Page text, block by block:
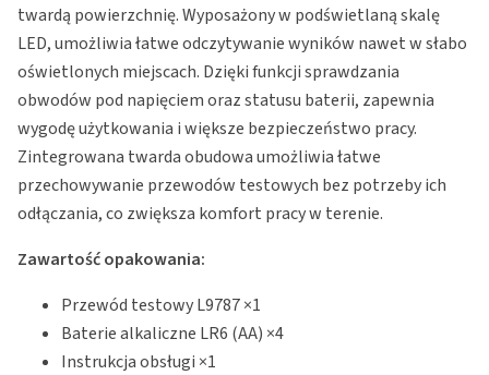
twardą powierzchnię. Wyposażony w podświetlaną skalę
LED, umożliwia łatwe odczytywanie wyników nawet w słabo
oświetlonych miejscach. Dzięki funkcji sprawdzania
obwodów pod napięciem oraz statusu baterii, zapewnia
wygodę użytkowania i większe bezpieczeństwo pracy.
Zintegrowana twarda obudowa umożliwia łatwe
przechowywanie przewodów testowych bez potrzeby ich
odłączania, co zwiększa komfort pracy w terenie.
Zawartość opakowania:
Przewód testowy L9787 ×1
Baterie alkaliczne LR6 (AA) ×4
Instrukcja obsługi ×1